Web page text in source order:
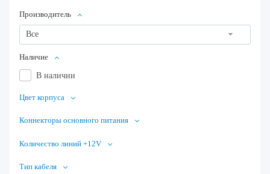
Производитель
Все
Наличие
В наличии
Цвет корпуса
Коннекторы основного питания
Количество линий +12V
Тип кабеля